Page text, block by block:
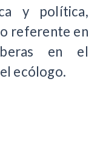
y política,
referente en
en el
ecólogo.